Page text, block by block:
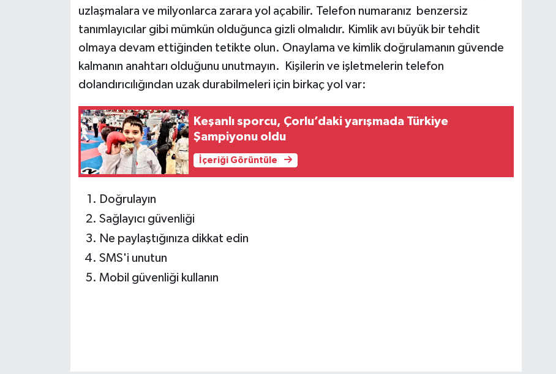
uzlaşmalara ve milyonlarca zarara yol açabilir. Telefon numaranız benzersiz
tanımlayıcılar gibi mümkün olduğunca gizli olmalıdır. Kimlik avı büyük bir tehdit
olmaya devam ettiğinden tetikte olun. Onaylama ve kimlik doğrulamanın güvende
kalmanın anahtarı olduğunu unutmayın. Kişilerin ve işletmelerin telefon
dolandırıcılığından uzak durabilmeleri için birkaç yol var:
Keşanlı sporcu, Çorlu’daki yarışmada Türkiye
Şampiyonu oldu
İçeriği Görüntüle
Doğrulayın
Sağlayıcı güvenliği
Ne paylaştığınıza dikkat edin
SMS'i unutun
Mobil güvenliği kullanın